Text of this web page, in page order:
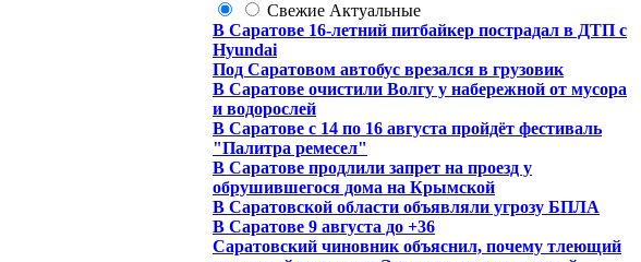
Свежие Актуальные
В Саратове 16-летний питбайкер пострадал в ДТП с
Hyundai
Под Саратовом автобус врезался в грузовик
В Саратове очистили Волгу у набережной от мусора
и водорослей
В Саратове с 14 по 16 августа пройдёт фестиваль
"Палитра ремесел"
В Саратове продлили запрет на проезд у
обрушившегося дома на Крымской
В Саратовской области объявляли угрозу БПЛА
В Саратове 9 августа до +36
Саратовский чиновник объяснил, почему тлеющий